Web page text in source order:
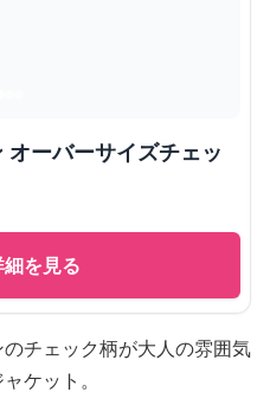
ーバーサイズチェッ
を見る
チェック柄が大人の雰囲気
ケット。